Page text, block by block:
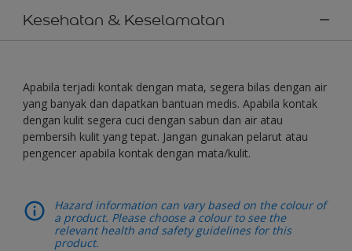
Kesehatan & Keselamatan
Apabila terjadi kontak dengan mata, segera bilas dengan air
yang banyak dan dapatkan bantuan medis. Apabila kontak
dengan kulit segera cuci dengan sabun dan air atau
pembersih kulit yang tepat. Jangan gunakan pelarut atau
pengencer apabila kontak dengan mata/kulit.
Hazard information can vary based on the colour of
a product. Please choose a colour to see the
relevant health and safety guidelines for this
product.